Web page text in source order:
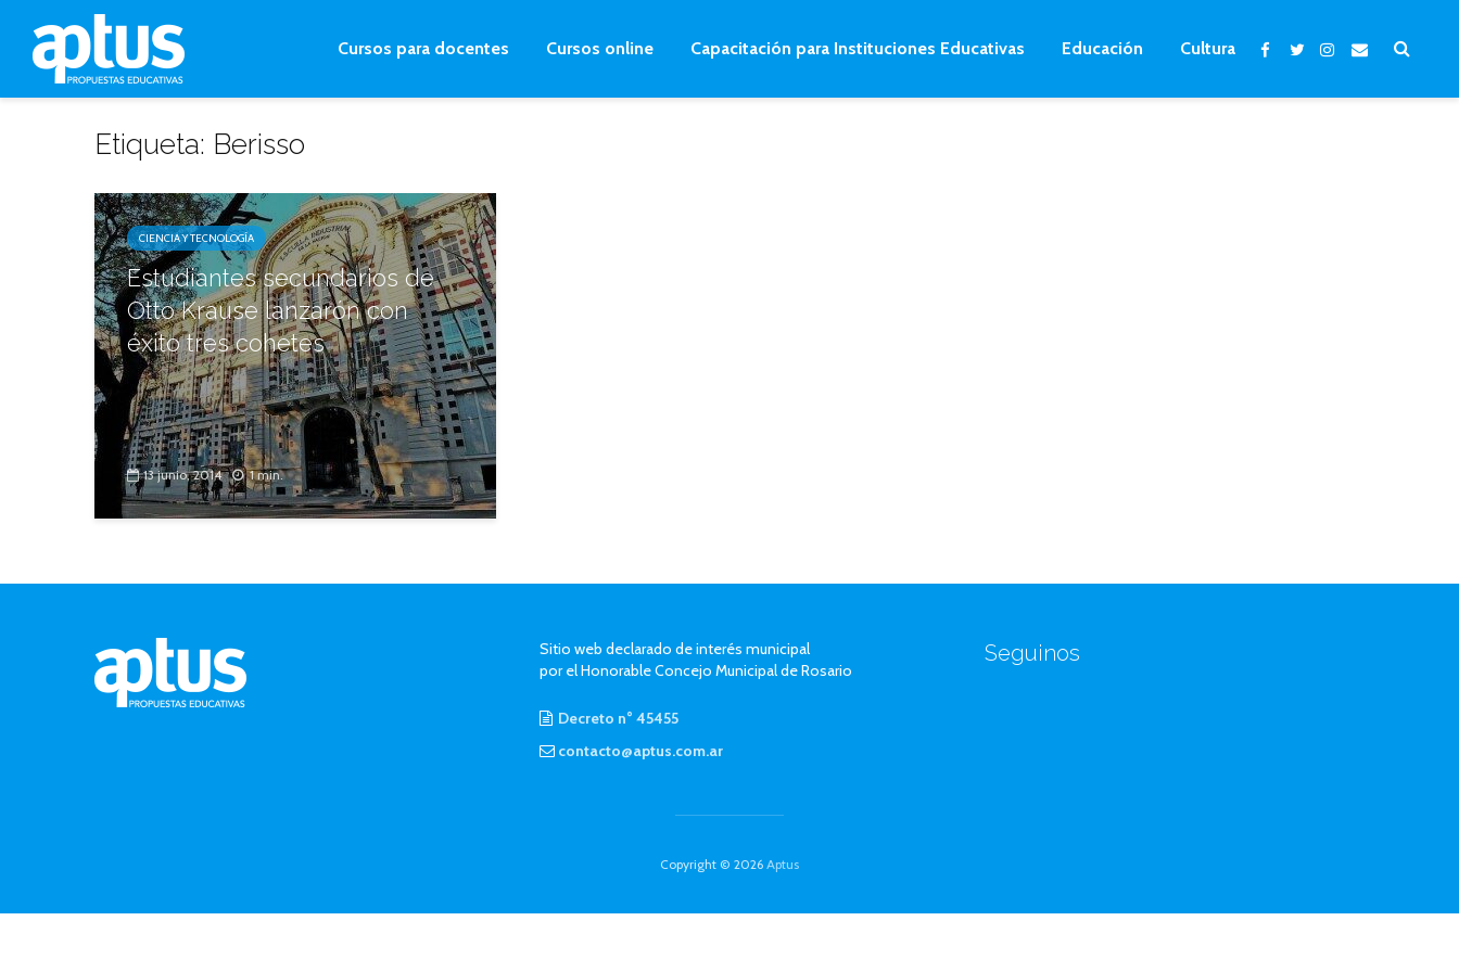
Cursos para docentes Cursos online Capacitación para Instituciones Educativas Educación Cultura
Etiqueta: Berisso
CIENCIA Y TECNOLOGÍA
Estudiantes secundarios de
Otto Krause lanzarón con
éxito tres cohetes
13 junio, 2014 1 min.
Sitio web declarado de interés municipal
por el Honorable Concejo Municipal de Rosario
Decreto n° 45455
contacto@aptus.com.ar
Seguinos
Copyright © 2026 Aptus